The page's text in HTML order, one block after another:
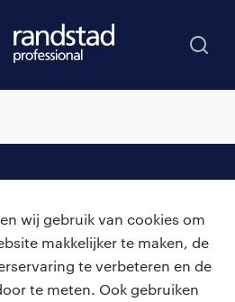
wij gebruik van cookies om
makkelijker te maken, de
te verbeteren en de
te meten. Ook gebruiken